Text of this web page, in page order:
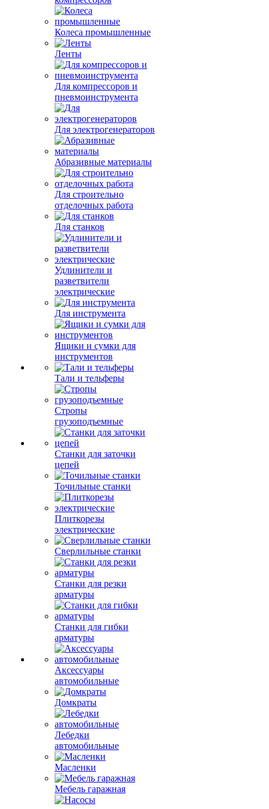
Колеса промышленные
Ленты
Для компрессоров и
пневмоинструмента
Для электрогенераторов
Абразивные материалы
Для строительно
отделочных работа
Для станков
Удлинители и
разветвители
электрические
Для инструмента
Ящики и сумки для
инструментов
Тали и тельферы
Стропы
грузоподъемные
Станки для заточки
цепей
Точильные станки
Плиткорезы
электрические
Сверлильные станки
Станки для резки
арматуры
Станки для гибки
арматуры
Аксессуары
автомобильные
Домкраты
Лебедки
автомобильные
Масленки
Мебель гаражная